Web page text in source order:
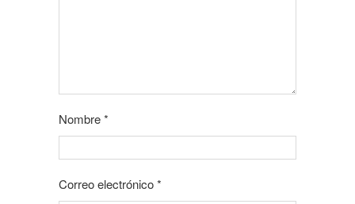
Nombre*
Correo electrónico*